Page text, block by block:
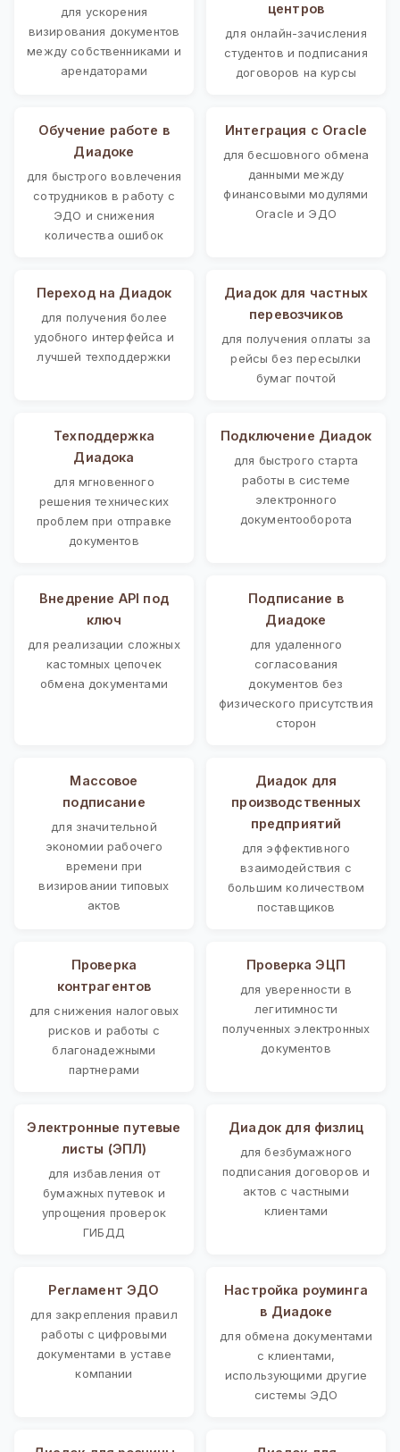
для ускорения
визирования документов
между собственниками и
арендаторами
центров
для онлайн-зачисления
студентов и подписания
договоров на курсы
Обучение работе в
Диадоке
для быстрого вовлечения
сотрудников в работу с
ЭДО и снижения
количества ошибок
Интеграция с Oracle
для бесшовного обмена
данными между
финансовыми модулями
Oracle и ЭДО
Переход на Диадок
для получения более
удобного интерфейса и
лучшей техподдержки
Диадок для частных
перевозчиков
для получения оплаты за
рейсы без пересылки
бумаг почтой
Техподдержка
Диадока
для мгновенного
решения технических
проблем при отправке
документов
Подключение Диадок
для быстрого старта
работы в системе
электронного
документооборота
Внедрение API под
ключ
для реализации сложных
кастомных цепочек
обмена документами
Подписание в
Диадоке
для удаленного
согласования
документов без
физического присутствия
сторон
Массовое
подписание
для значительной
экономии рабочего
времени при
визировании типовых
актов
Диадок для
производственных
предприятий
для эффективного
взаимодействия с
большим количеством
поставщиков
Проверка
контрагентов
для снижения налоговых
рисков и работы с
благонадежными
партнерами
Проверка ЭЦП
для уверенности в
легитимности
полученных электронных
документов
Электронные путевые
листы (ЭПЛ)
для избавления от
бумажных путевок и
упрощения проверок
ГИБДД
Диадок для физлиц
для безбумажного
подписания договоров и
актов с частными
клиентами
Регламент ЭДО
для закрепления правил
работы с цифровыми
документами в уставе
компании
Настройка роуминга
в Диадоке
для обмена документами
с клиентами,
использующими другие
системы ЭДО